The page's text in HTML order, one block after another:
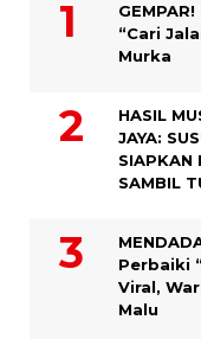
“Cari
Murka
HASIL
JAYA:
SIAPKAN
SAMBIL
Perbaiki
Viral,
Malu